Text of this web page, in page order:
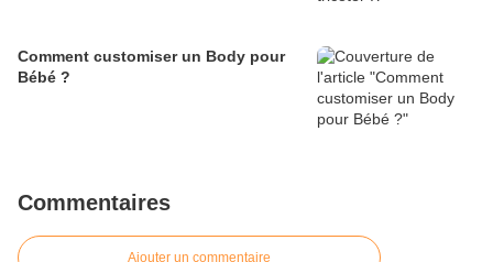
Comment customiser un Body pour
Bébé ?
Commentaires
Ajouter un commentaire